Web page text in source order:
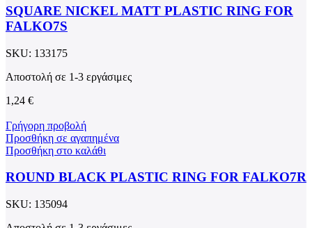
SQUARE NICKEL MATT PLASTIC RING FOR
FALKO7S
SKU: 133175
Αποστολή σε 1-3 εργάσιμες
1,24 €
Γρήγορη προβολή
Προσθήκη σε αγαπημένα
Προσθήκη στο καλάθι
ROUND BLACK PLASTIC RING FOR FALKO7R
SKU: 135094